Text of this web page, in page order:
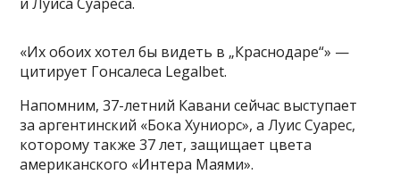
«Их обоих хотел бы видеть в „Краснодаре“» —
цитирует Гонсалеса Legalbet.
Напомним, 37-летний Кавани сейчас выступает
за аргентинский «Бока Хуниорс», а Луис Суарес,
которому также 37 лет, защищает цвета
американского «Интера Маями».